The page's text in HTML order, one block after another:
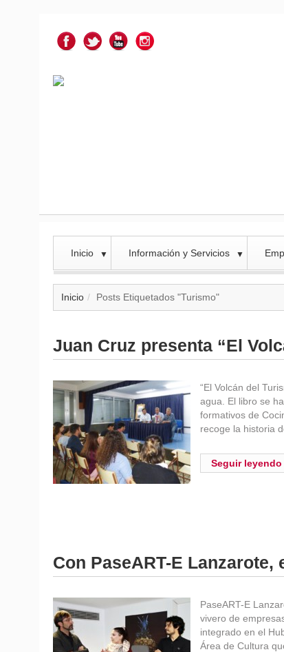
Inicio ▼ Información y Servicios ▼
Inicio Posts Etiquetados "Turismo"
Juan Cruz presenta “El
“El Volcán del
agua. El libro se
formativos de
recoge la historia
Seguir leyendo
Con PaseART-E
PaseART-E
vivero de
integrado en el
Área de Cultura